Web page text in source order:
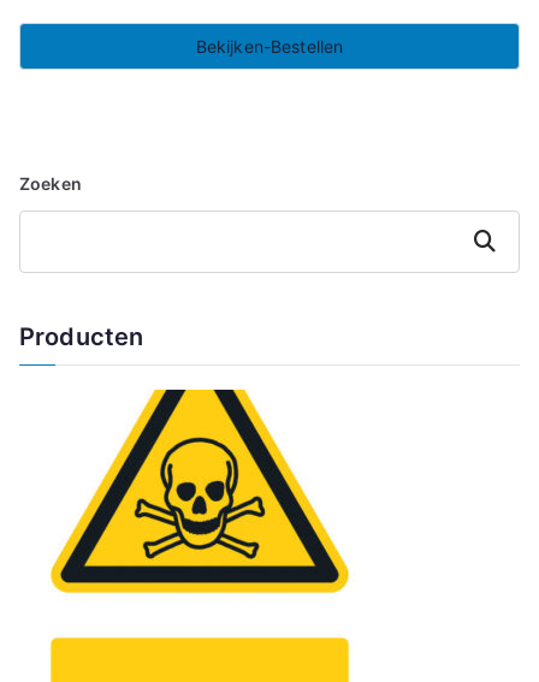
Bekijken-Bestellen
Zoeken
Zoeken
Producten